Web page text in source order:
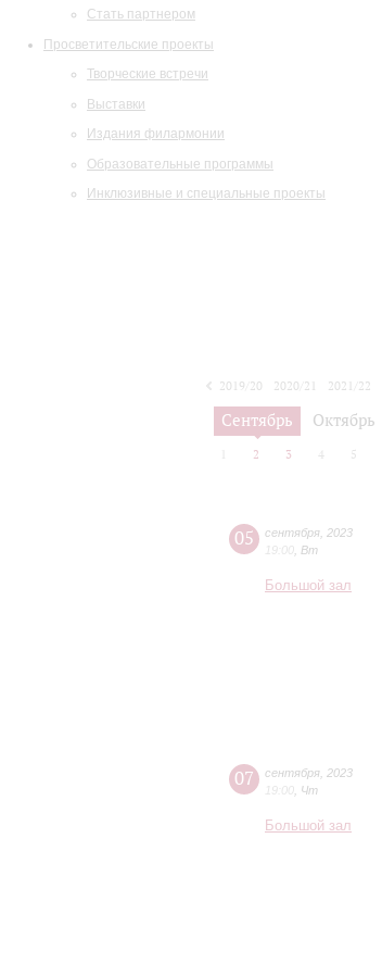
Стать партнером
Просветительские проекты
Творческие встречи
Выставки
Издания филармонии
Образовательные программы
Инклюзивные и специальные проекты
2019/20
2020/21 2021/22
2024/25
2025/26
Сентябрь Октябрь
2 3 4 5
05 сентября 2023
19:00 Вт
Большой зал
07 сентября 2023
19:00 Чт
Большой зал